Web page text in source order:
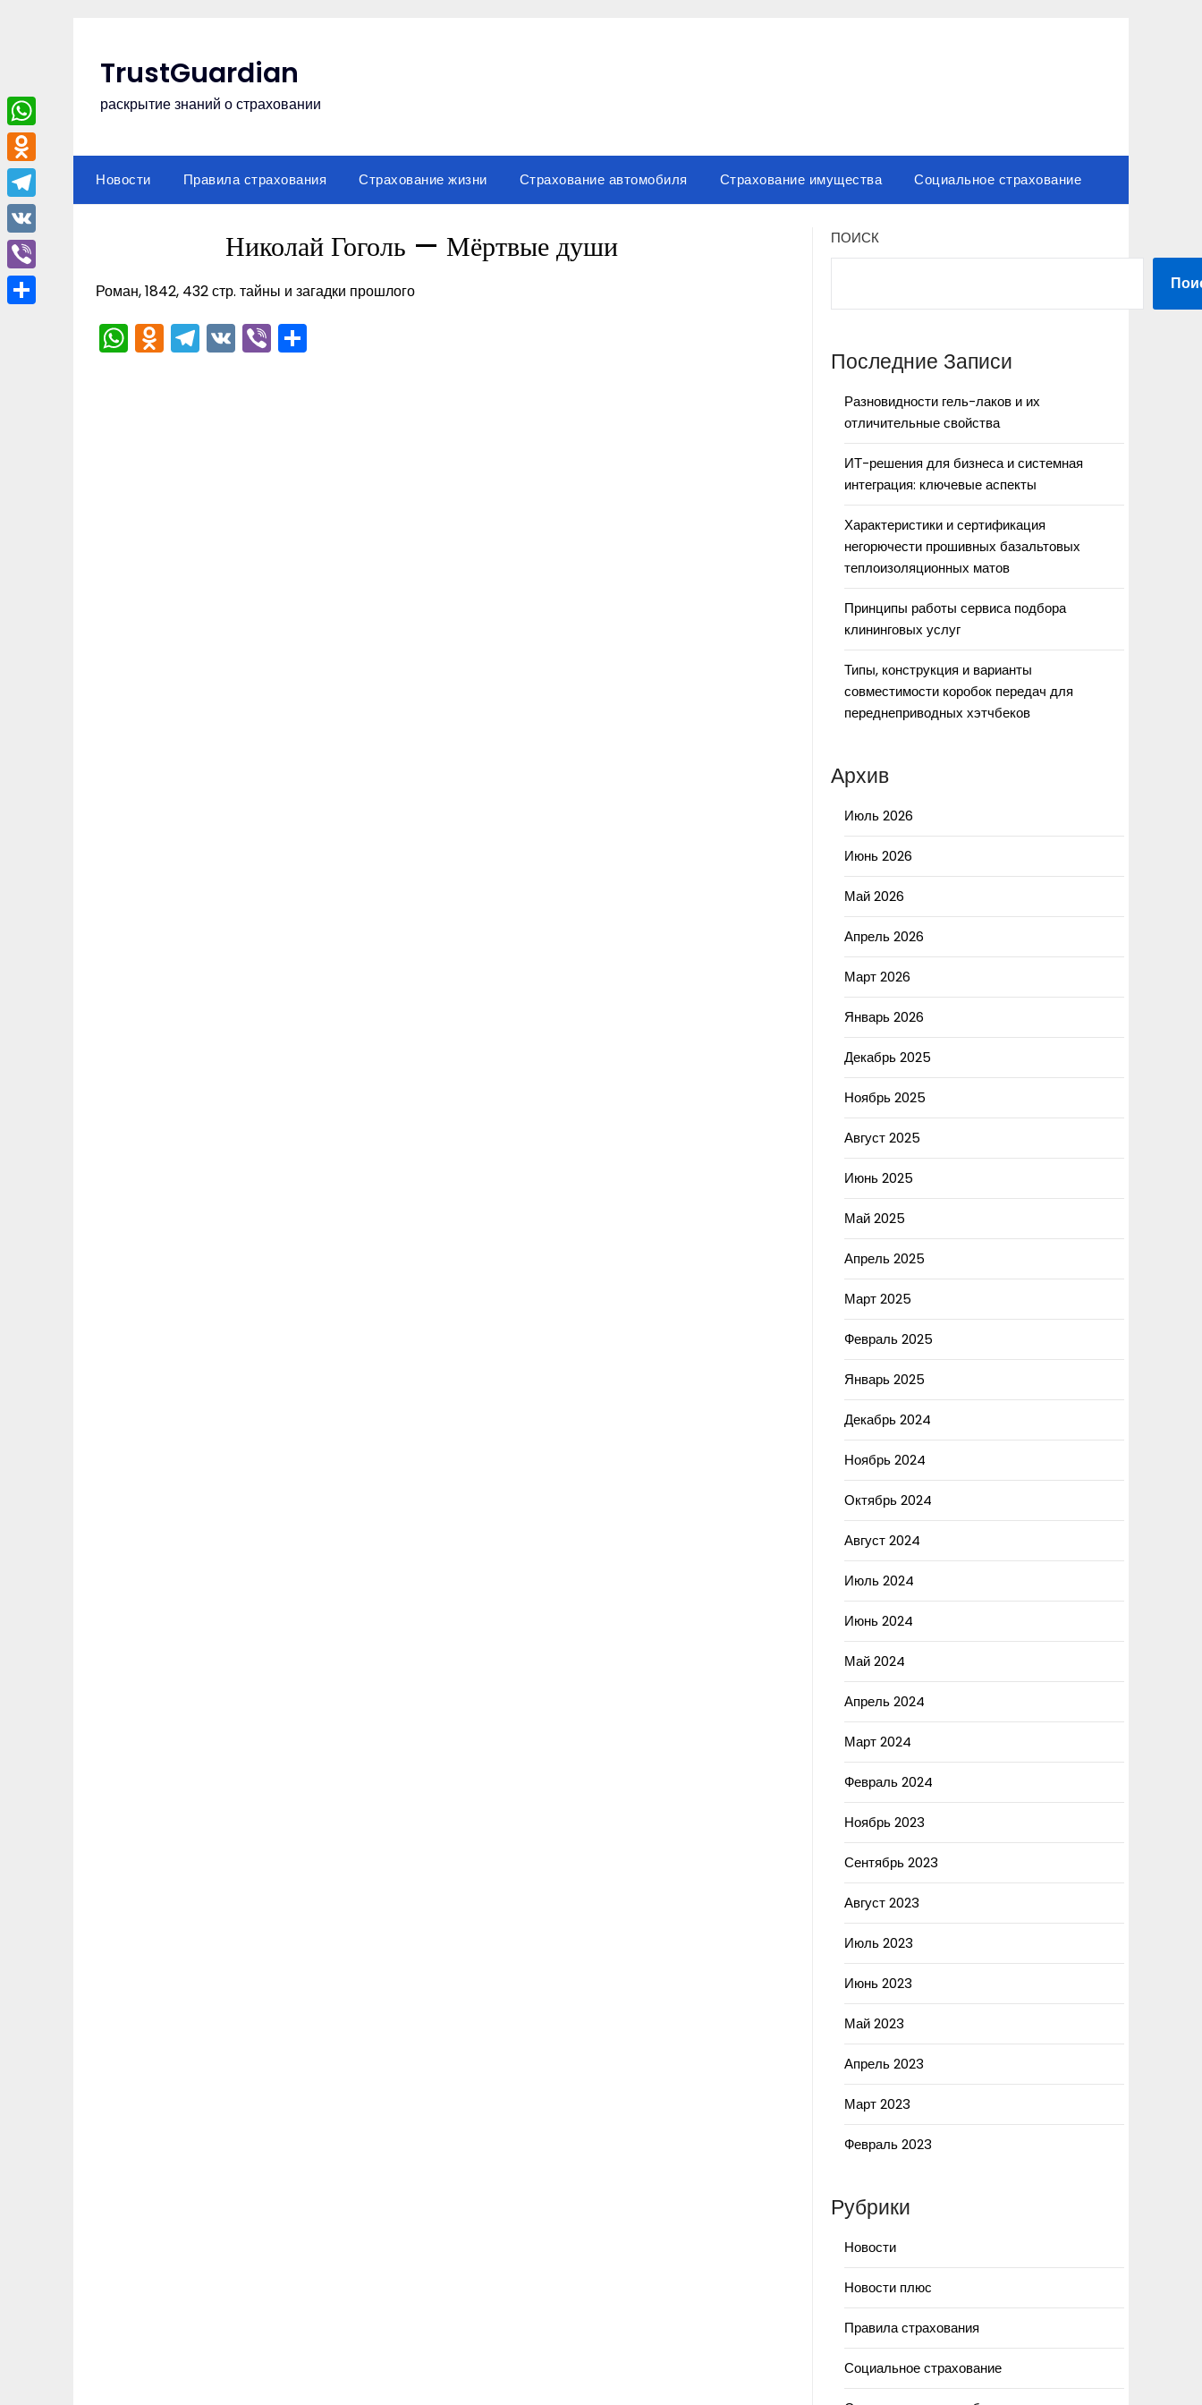
TrustGuardian
раскрытие знаний о страховании
Новости Правила страхования Страхование жизни Страхование автомобиля Страхование имущества Социальное страхование
Николай Гоголь — Мёртвые души
Роман, 1842, 432 стр. тайны и загадки прошлого
WhatsApp
Odnoklassniki
Telegram
VKViber
ПОИСК
Последние Записи
Разновидности гель-лаков и их
отличительные свойства
ИТ-решения для бизнеса и системная
интеграция: ключевые аспекты
Характеристики и сертификация
негорючести прошивных базальтовых
теплоизоляционных матов
Принципы работы сервиса подбора
клининговых услуг
Типы, конструкция и варианты
совместимости коробок передач для
переднеприводных хэтчбеков
Архив
Июль 2026
Июнь 2026
Май 2026
Апрель 2026
Март 2026
Январь 2026
Декабрь 2025
Ноябрь 2025
Август 2025
Июнь 2025
Май 2025
Апрель 2025
Март 2025
Февраль 2025
Январь 2025
Декабрь 2024
Ноябрь 2024
Октябрь 2024
Август 2024
Июль 2024
Июнь 2024
Май 2024
Апрель 2024
Март 2024
Февраль 2024
Ноябрь 2023
Сентябрь 2023
Август 2023
Июль 2023
Июнь 2023
Май 2023
Апрель 2023
Март 2023
Февраль 2023
Рубрики
Новости
Новости плюс
Правила страхования
Социальное страхование
WhatsApp
Odnoklassniki
Telegram
VK
Viber